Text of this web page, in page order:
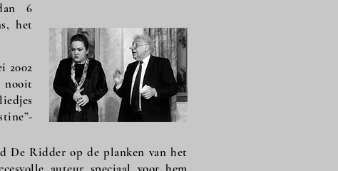
6
het
2002
nooit
De Ridder op de planken van het